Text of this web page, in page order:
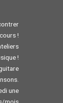
!
!
une